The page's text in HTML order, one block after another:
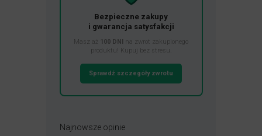
Bezpieczne zakupy
i gwarancja satysfakcji
Masz aż 100 DNI
na zwrot zakupionego
produktu! Kupuj bez stresu.
Sprawdź szczegóły zwrotu
Najnowsze opinie